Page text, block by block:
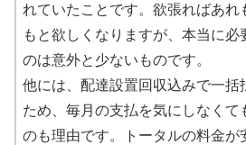
れていたことです。欲張ればあれ
もと欲しくなりますが、本当に必
のは意外と少ないものです。
他には、配達設置回収込みで一括
ため、毎月の支払を気にしなくて
のも理由です。トータルの料金が